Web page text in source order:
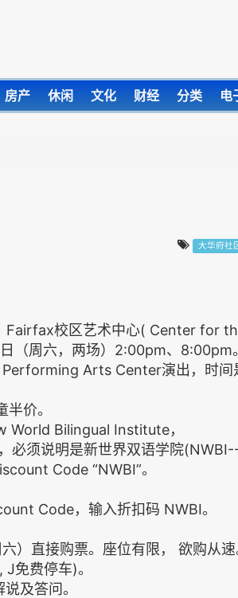
房产 休闲 文化 财经 分类 电
大华府社
Fairfax校区艺术中心( Center for
（周六，两场）2:00pm、8:00pm。
Arts Center演出，时间
价。
World Bilingual Institute，
须说明是新世界双语学院
Code “NWBI”。
Code，输入折扣码 NWBI。
直接购票。座位有限， 欲购从速
免费停车)。
及答问。